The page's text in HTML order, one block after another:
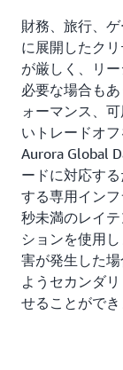
財務、旅行、
に展開したク
が厳しく、リ
必要な場合も
ォーマンス、
いトレードオ
Aurora Global
ードに対応す
する専用イン
秒未満のレイ
ションを使用
害が発生した
ようセカンダ
せることができ